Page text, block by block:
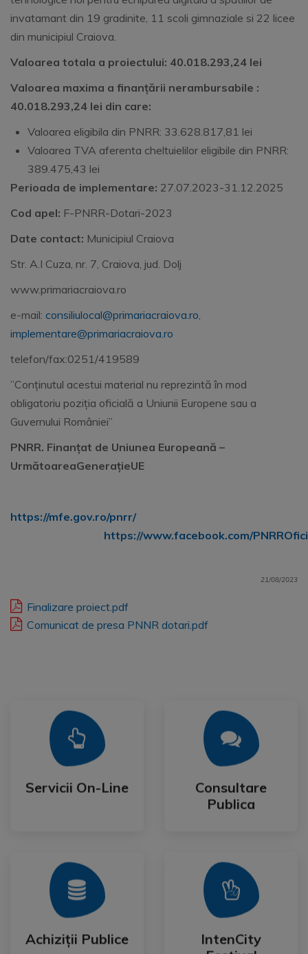
invatamant din 19 gradinite, 11 scoli gimnaziale si 22 licee
din municipiul Craiova.
Valoarea totala a proiectului: 40.018.293,24 lei
Valoarea maxima a finanțării nerambursabile :
40.018.293,24 lei din care:
Valoarea eligibila din PNRR: 33.628.817,81 lei
Valoarea TVA aferenta cheltuielilor eligibile din PNRR:
389.475,43 lei
Perioada de implementare: 27.07.2023-31.12.2025
Cod apel: F-PNRR-Dotari-2023
Date contact: Municipiul Craiova
Str. A.I Cuza, nr. 7, Craiova, jud. Dolj
www.primariacraiova.ro
e-mail: consiliulocal@primariacraiova.ro,
implementare@primariacraiova.ro
telefon/fax:0251/419589
”Conținutul acestui material nu reprezintă în mod
obligatoriu poziția oficială a Uniunii Europene sau a
Guvernului României”
PNRR. Finanțat de Uniunea Europeană –
UrmătoareaGenerațieUE
https://mfe.gov.ro/pnrr/
https://www.facebook.com/
21/08/2023
Finalizare proiect.pdf
Comunicat de presa PNNR dotari.pdf
Servicii On-Line
Servicii On-Line
Mai Mult
Consultare
Publica
Consultare
Publica
Mai Mult
Achiziții Publice
Achiziții Publice
Mai Mult
IntenCity
IntenCity
Festival
Mai Mult